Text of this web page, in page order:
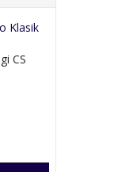
Klasik
CS